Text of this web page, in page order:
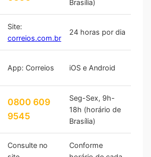
Brasília)
Site:
correios.com.br
24 horas por dia
App: Correios iOS e Android
0800 609
9545
Seg-Sex, 9h-
18h (horário de
Brasília)
Consulte no
Conforme